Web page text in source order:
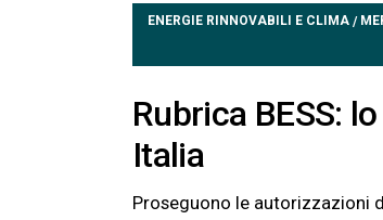
ENERGIE RINNOVABILI E CLIMA /
Rubrica BESS:
Italia
Proseguono le autorizzazioni